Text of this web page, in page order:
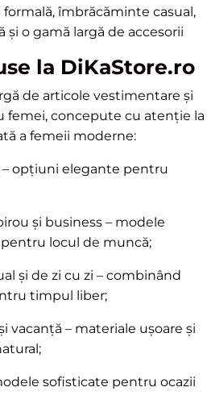
îmbrăcăminte casual,
o gamă largă de accesorii
la DiKaStore.ro
de articole vestimentare și
femei, concepute cu atenție la
a femeii moderne:
opțiuni elegante pentru
și business – modele
locul de muncă;
și de zi cu zi – combinând
timpul liber;
– materiale ușoare și
sofisticate pentru ocazii